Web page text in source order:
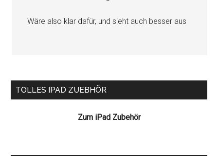
Wäre also klar dafür, und sieht auch besser aus
Seitenspalte
TOLLES IPAD ZUEBHÖR
Zum iPad Zubehör